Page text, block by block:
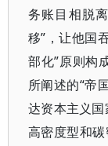
务账目相脱
移”，让他国
部化”原则构
所阐述的“帝
达资本主义
高密度型和